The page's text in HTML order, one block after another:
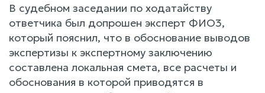
В судебном заседании по ходатайству
ответчика был допрошен эксперт ФИО3,
который пояснил, что в обоснование выводов
экспертизы к экспертному заключению
составлена локальная смета, все расчеты и
обоснования в которой приводятся в